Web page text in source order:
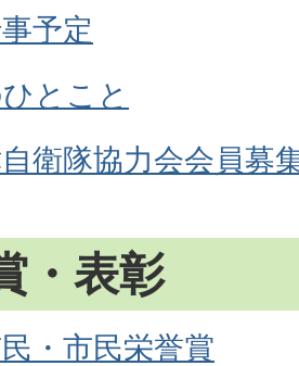
予定
とこと
衛隊協力会会員募
・表彰
・市民栄誉賞